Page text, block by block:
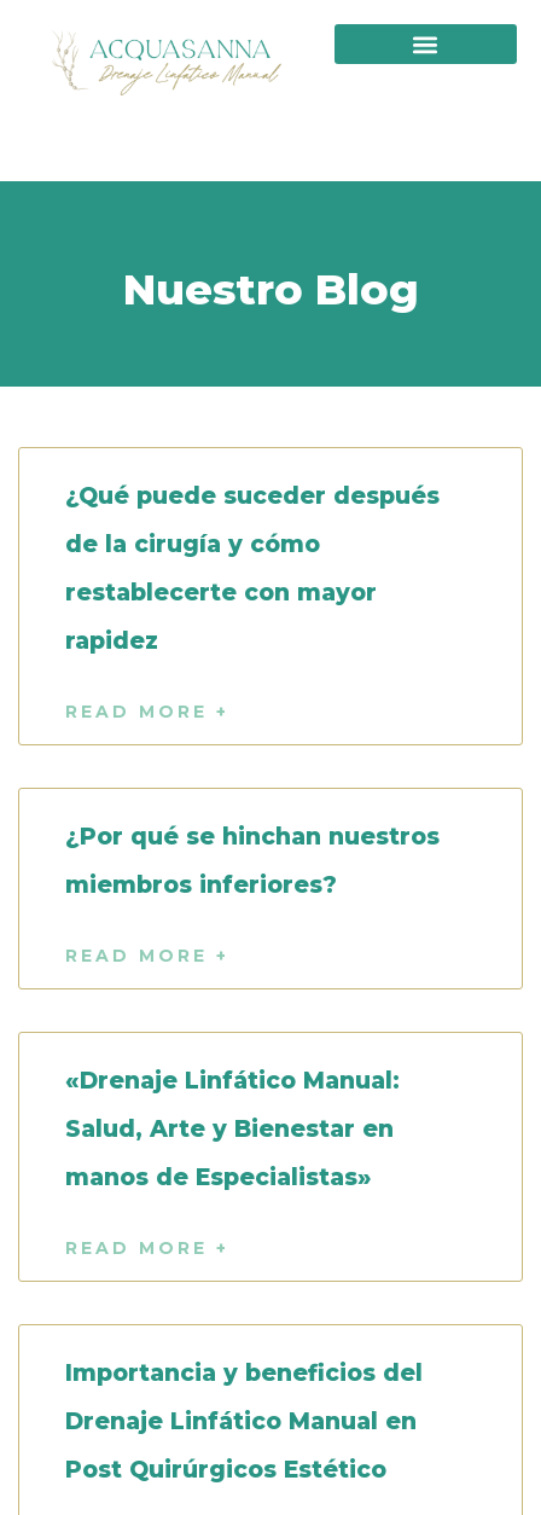
Nuestro Blog
¿Qué puede suceder después
de la cirugía y cómo
restablecerte con mayor
rapidez
READ MORE +
¿Por qué se hinchan nuestros
miembros inferiores?
READ MORE +
«Drenaje Linfático Manual:
Salud, Arte y Bienestar en
manos de Especialistas»
READ MORE +
Importancia y beneficios del
Drenaje Linfático Manual en
Post Quirúrgicos Estético